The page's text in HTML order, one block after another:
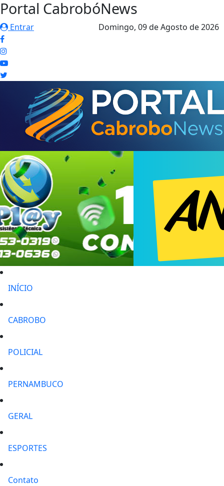
Portal CabrobóNews
Entrar Domingo, 09 de Agosto de 2026
INÍCIO
CABROBO
POLICIAL
PERNAMBUCO
GERAL
ESPORTES
Contato